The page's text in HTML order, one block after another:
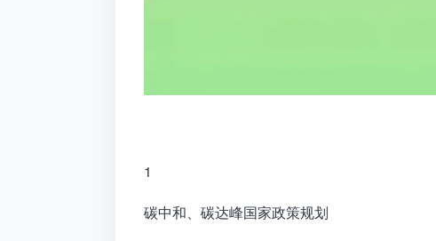
1
碳中和、碳达峰国家政策规划